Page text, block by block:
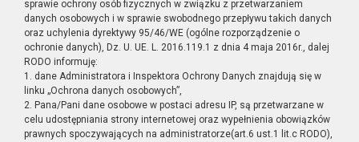
sprawie ochrony osób fizycznych w związku z przetwarzaniem
danych osobowych i w sprawie swobodnego przepływu takich danych
oraz uchylenia dyrektywy 95/46/WE (ogólne rozporządzenie o
ochronie danych), Dz. U. UE. L. 2016.119.1 z dnia 4 maja 2016r., dalej
RODO informuję:
1. dane Administratora i Inspektora Ochrony Danych znajdują się w
linku „Ochrona danych osobowych”,
2. Pana/Pani dane osobowe w postaci adresu IP, są przetwarzane w
celu udostępniania strony internetowej oraz wypełnienia obowiązków
prawnych spoczywających na administratorze(art.6 ust.1 lit.c RODO),